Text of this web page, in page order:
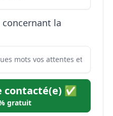
la
contacté(e) ✅
gratuit